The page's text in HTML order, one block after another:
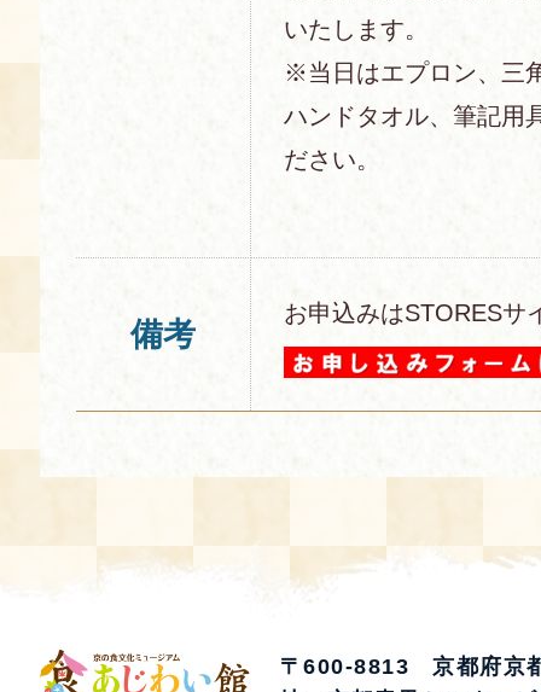
いたします。
※当日はエプロン、三
ハンドタオル、筆記用
ださい。
備考
お申込みはSTORESサ
〒600-8813 京都府京